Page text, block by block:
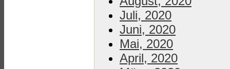
Juli, 2020
Juni, 2020
Mai, 2020
April, 2020